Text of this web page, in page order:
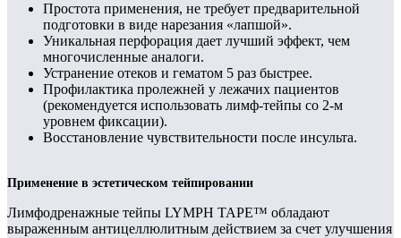
Простота применения, не требует предварительной
подготовки в виде нарезания «лапшой».
Уникальная перфорация дает лучший эффект, чем
многочисленные аналоги.
Устранение отеков и гематом 5 раз быстрее.
Профилактика пролежней у лежачих пациентов
(рекомендуется использовать лимф-тейпы со 2-м
уровнем фиксации).
Восстановление чувствительности после инсульта.
Применение в эстетическом тейпировании
Лимфодренажные тейпы LYMPH TAPE™ обладают
выраженным антицеллюлитным действием за счет улучшения